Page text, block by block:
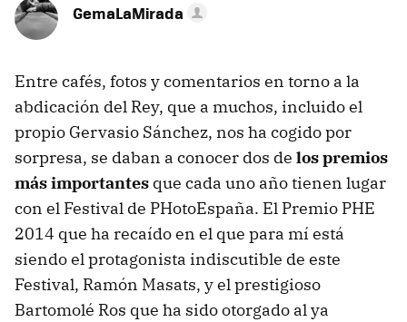
GemaLaMirada
Entre cafés, fotos y comentarios en torno a la
abdicación del Rey, que a muchos, incluido el
propio Gervasio Sánchez, nos ha cogido por
sorpresa, se daban a conocer dos de los premios
más importantes que cada uno año tienen lugar
con el Festival de PHotoEspaña. El Premio PHE
2014 que ha recaído en el que para mí está
siendo el protagonista indiscutible de este
Festival, Ramón Masats, y el prestigioso
Bartomolé Ros que ha sido otorgado al ya